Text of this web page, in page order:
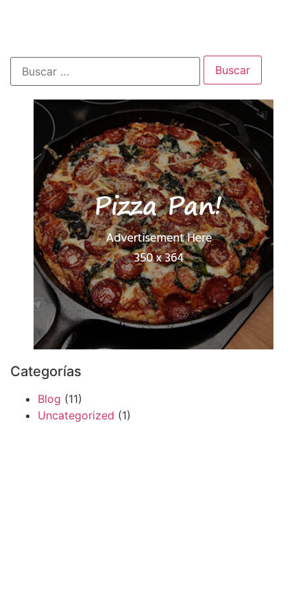
Categorías
Blog (11)
Uncategorized (1)